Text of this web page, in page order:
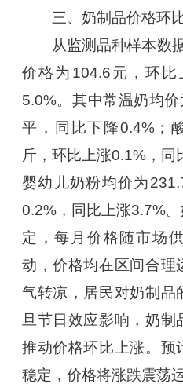
三、奶制品价格环
从监测品种样本数
价格为104.6元，环
5.0%。其中常温奶均
平，同比下降0.4%；
斤，环比上涨0.1%，
婴幼儿奶粉均价为
0.2%，同比上涨3.7%
定，每月价格随市场
动，价格均在区间合理
气转凉，居民对奶制品
旦节日效应影响，奶
推动价格环比上涨。预
稳定，价格将涨跌震荡运